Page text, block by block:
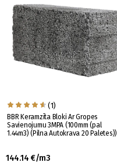
(1)
BBR Keramzīta Bloki Ar Gropes
Savienojumu 3MPA (100mm (pal
1.44m3) (Pilna Autokrava 20 Paletes))
144.14 €/m3